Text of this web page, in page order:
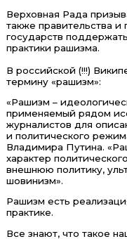
Верховная Рада
также правительства
государств
практики рашизма.
В российской (!!!)
термину «рашизм»:
«Рашизм –
применяемый рядом
журналистов для
и политического
Владимира Путина.
характер
внешнюю политику,
шовинизм».
Рашизм есть
практике.
Все знают, что такое